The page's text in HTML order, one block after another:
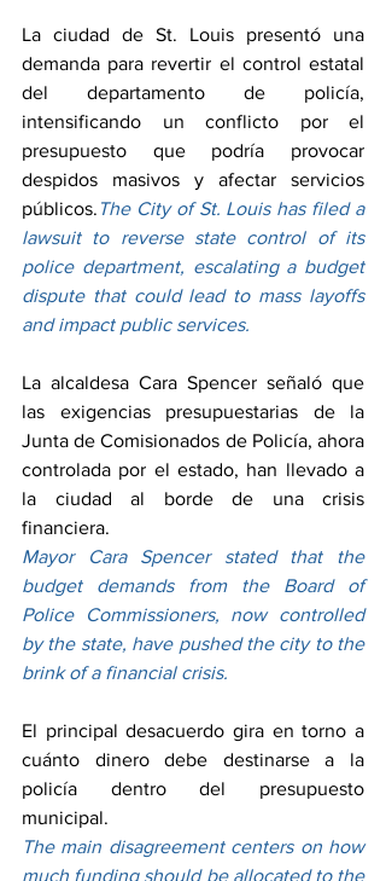
La ciudad de St. Louis presentó una
demanda para revertir el control estatal
del departamento de policía,
intensificando un conflicto por el
presupuesto que podría provocar
despidos masivos y afectar servicios
públicos. The City of St. Louis has filed a
lawsuit to reverse state control of its
police department, escalating a budget
dispute that could lead to mass layoffs
and impact public services.
La alcaldesa Cara Spencer señaló que
las exigencias presupuestarias de la
Junta de Comisionados de Policía, ahora
controlada por el estado, han llevado a
la ciudad al borde de una crisis
financiera.
Mayor Cara Spencer stated that the
budget demands from the Board of
Police Commissioners, now controlled
by the state, have pushed the city to the
brink of a financial crisis.
El principal desacuerdo gira en torno a
cuánto dinero debe destinarse a la
policía dentro del presupuesto
municipal.
The main disagreement centers on how
much funding should be allocated to the